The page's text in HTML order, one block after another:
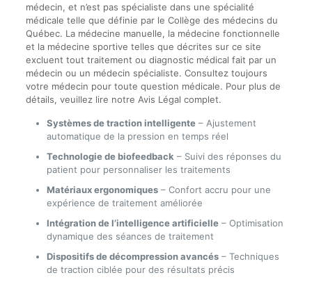
médecin, et n’est pas spécialiste dans une spécialité
médicale telle que définie par le Collège des médecins du
Québec. La médecine manuelle, la médecine fonctionnelle
et la médecine sportive telles que décrites sur ce site
excluent tout traitement ou diagnostic médical fait par un
médecin ou un médecin spécialiste. Consultez toujours
votre médecin pour toute question médicale. Pour plus de
détails, veuillez lire notre Avis Légal complet.
Systèmes de traction intelligente– Ajustement
automatique de la pression en temps réel
Technologie de biofeedback – Suivi des réponses du
patient pour personnaliser les traitements
Matériaux ergonomiques– Confort accru pour une
expérience de traitement améliorée
Intégration de l’intelligence artificielle– Optimisation
dynamique des séances de traitement
Dispositifs de décompression avancés– Techniques
de traction ciblée pour des résultats précis